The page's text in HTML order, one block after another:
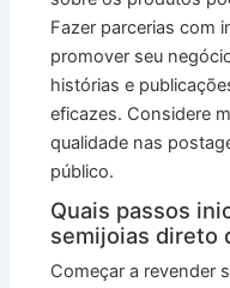
Fazer parcerias com
promover seu
histórias e
eficazes. Considere
qualidade nas
público.
Quais passos
semijoias direto
Começar a revender